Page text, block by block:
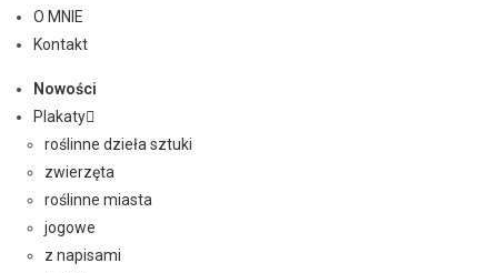
O MNIE
Kontakt
Nowości
Plakaty
roślinne dzieła sztuki
zwierzęta
roślinne miasta
jogowe
z napisami